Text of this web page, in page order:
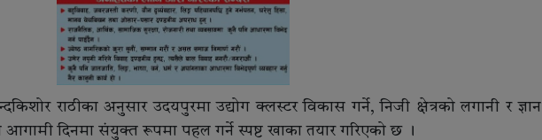
राठीका अनुसार उदयपुरमा उद्योग क्लस्टर विकास गर्ने, निजी क्षेत्रको लगानी र ज्ञान
दिनमा संयुक्त रूपमा पहल गर्ने स्पष्ट खाका तयार गरिएको छ ।